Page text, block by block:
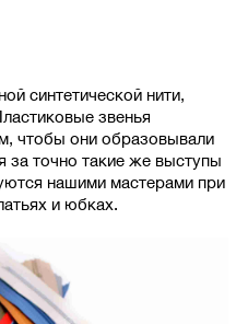
синтетической нити,
звенья
чтобы они образовывали
за точно такие же выступы
нашими мастерами при
и юбках.